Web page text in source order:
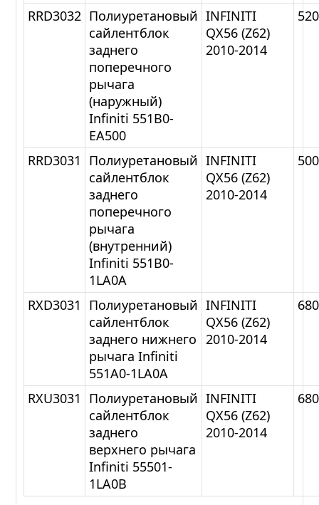
RRD3032 Полиуретановый
сайлентблок
заднего
поперечного
рычага
(наружный)
Infiniti 551B0-
EA500
INFINITI
QX56 (Z62)
2010-2014
520
RRD3031
Полиуретановый
сайлентблок
заднего
поперечного
рычага
(внутренний)
Infiniti 551B0-
1LA0A
INFINITI
QX56 (Z62)
2010-2014
500
RXD3031
Полиуретановый
сайлентблок
заднего нижнего
рычага Infiniti
551A0-1LA0A
INFINITI
QX56 (Z62)
2010-2014
680
RXU3031
Полиуретановый
сайлентблок
заднего
верхнего рычага
Infiniti 55501-
1LA0B
INFINITI
QX56 (Z62)
2010-2014
680